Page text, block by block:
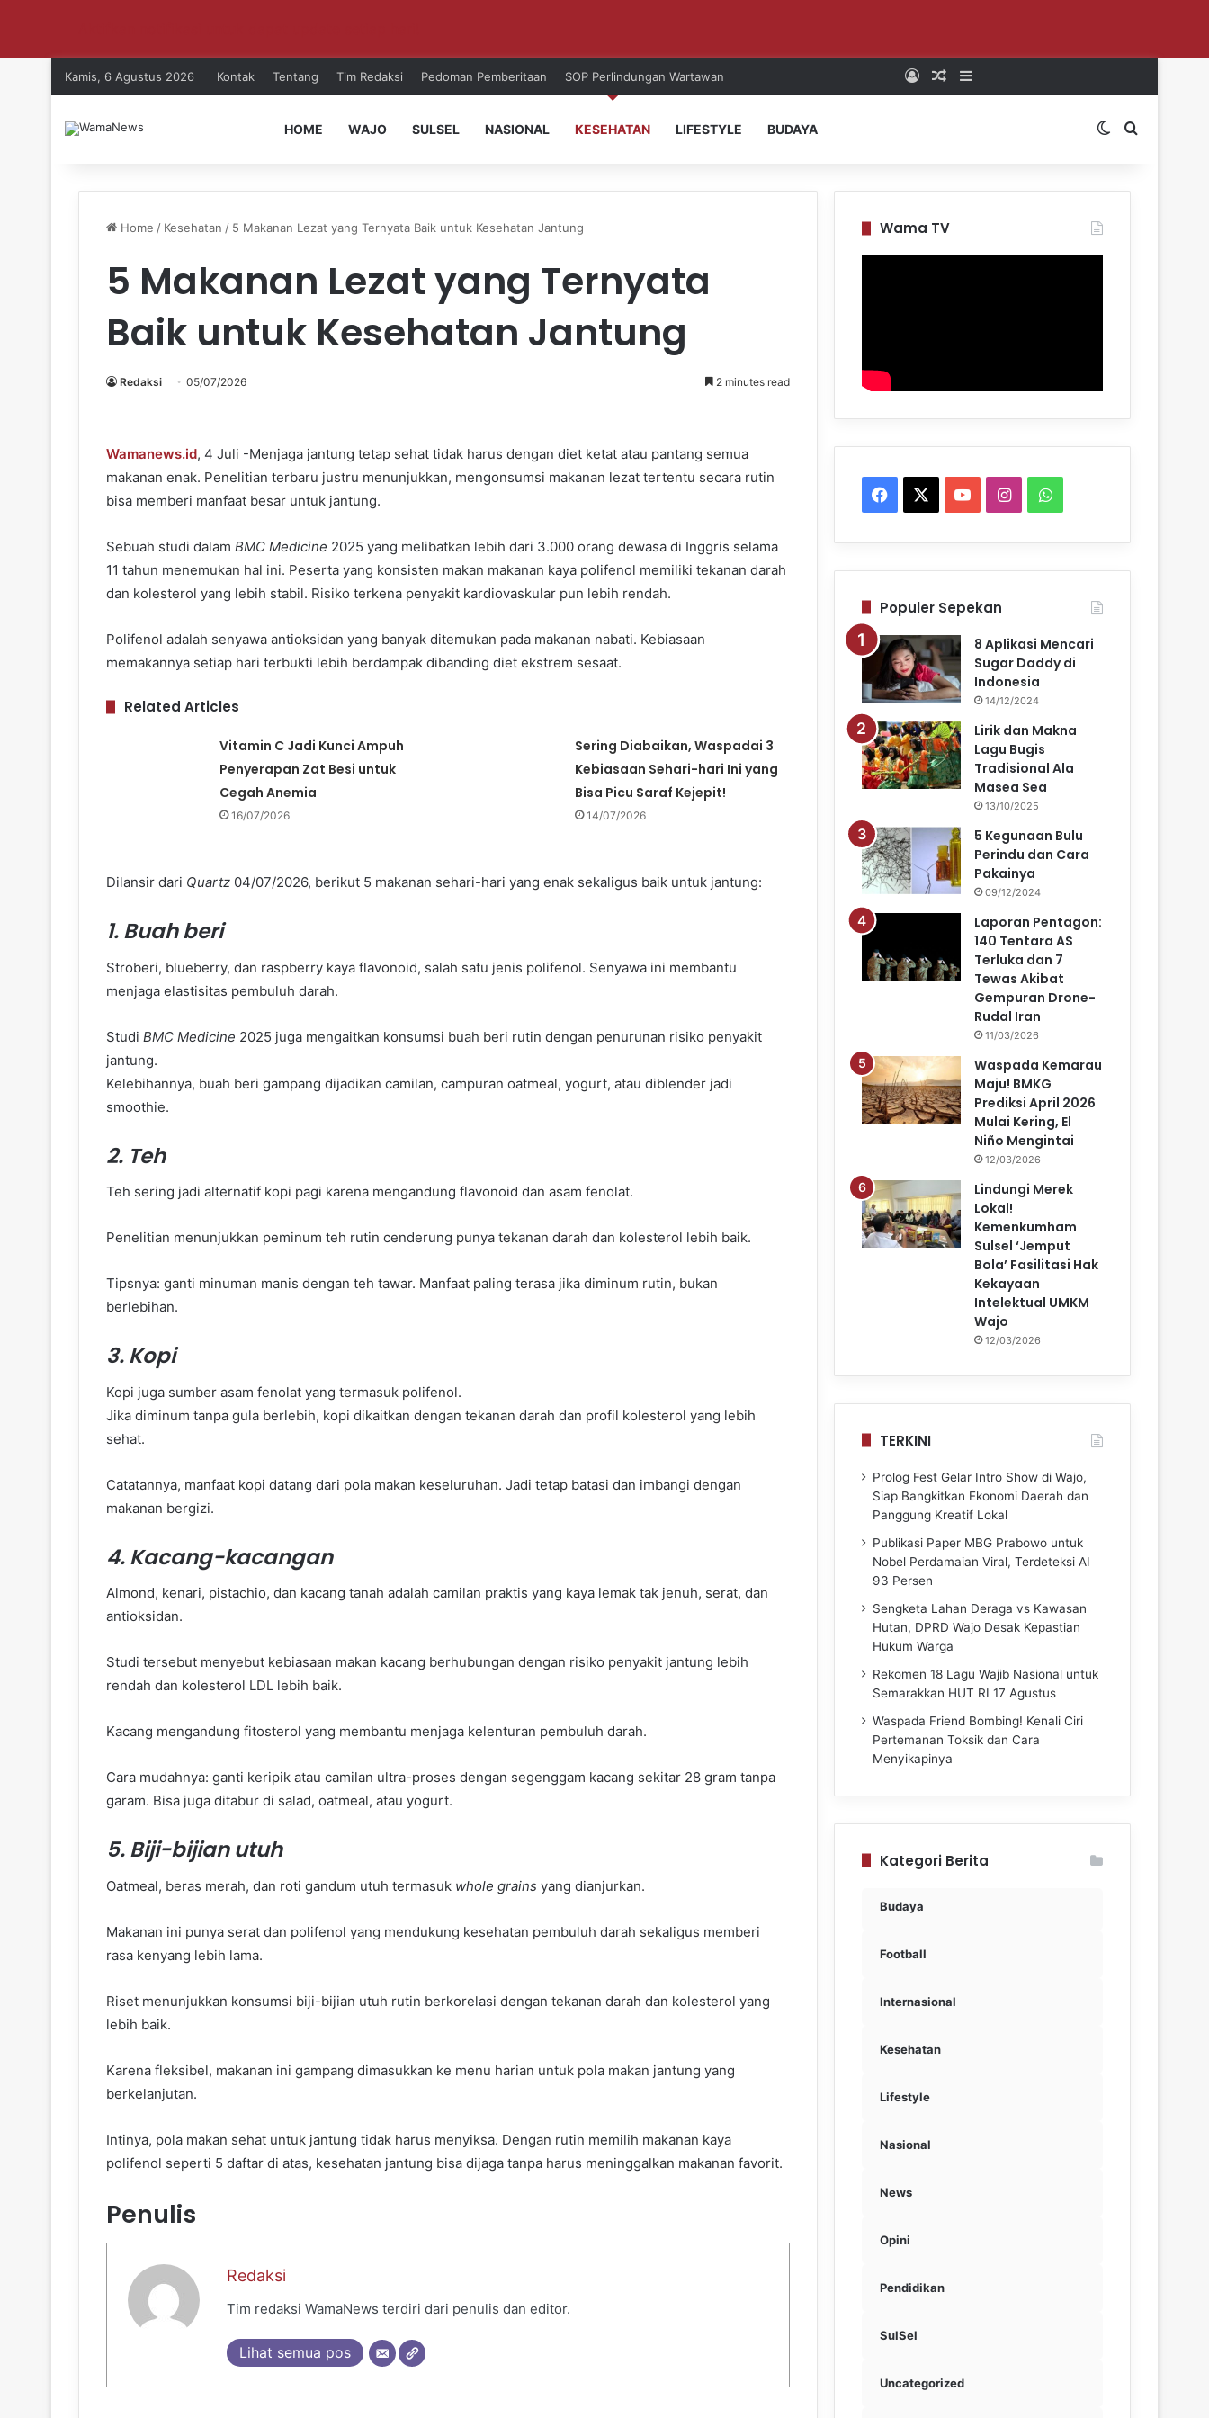
Kamis, 6 Agustus 2026 Kontak Tentang Tim Redaksi Pedoman Pemberitaan SOP Perlindungan Wartawan Log InRandom Article
Sidebar
HOME WAJO SULSEL NASIONAL KESEHATAN LIFESTYLE BUDAYA Switch skin
Search for
Home / Kesehatan / 5 Makanan Lezat yang Ternyata Baik untuk Kesehatan Jantung
5 Makanan Lezat yang Ternyata
Baik untuk Kesehatan Jantung
Redaksi 05/07/2026 2 minutes read
Wamanews.id, 4 Juli -Menjaga jantung tetap sehat tidak harus dengan diet ketat atau pantang semua
makanan enak. Penelitian terbaru justru menunjukkan, mengonsumsi makanan lezat tertentu secara rutin
bisa memberi manfaat besar untuk jantung.
Sebuah studi dalam BMC Medicine 2025 yang melibatkan lebih dari 3.000 orang dewasa di Inggris selama
11 tahun menemukan hal ini. Peserta yang konsisten makan makanan kaya polifenol memiliki tekanan darah
dan kolesterol yang lebih stabil. Risiko terkena penyakit kardiovaskular pun lebih rendah.
Polifenol adalah senyawa antioksidan yang banyak ditemukan pada makanan nabati. Kebiasaan
memakannya setiap hari terbukti lebih berdampak dibanding diet ekstrem sesaat.
Related Articles
Vitamin C Jadi Kunci Ampuh
Penyerapan Zat Besi untuk
Cegah Anemia
16/07/2026
Sering Diabaikan, Waspadai 3
Kebiasaan Sehari-hari Ini yang
Bisa Picu Saraf Kejepit!
14/07/2026
Dilansir dari Quartz 04/07/2026, berikut 5 makanan sehari-hari yang enak sekaligus baik untuk jantung:
1. Buah beri
Stroberi, blueberry, dan raspberry kaya flavonoid, salah satu jenis polifenol. Senyawa ini membantu
menjaga elastisitas pembuluh darah.
Studi BMC Medicine 2025 juga mengaitkan konsumsi buah beri rutin dengan penurunan risiko penyakit
jantung.
Kelebihannya, buah beri gampang dijadikan camilan, campuran oatmeal, yogurt, atau diblender jadi
smoothie.
2. Teh
Teh sering jadi alternatif kopi pagi karena mengandung flavonoid dan asam fenolat.
Penelitian menunjukkan peminum teh rutin cenderung punya tekanan darah dan kolesterol lebih baik.
Tipsnya: ganti minuman manis dengan teh tawar. Manfaat paling terasa jika diminum rutin, bukan
berlebihan.
3. Kopi
Kopi juga sumber asam fenolat yang termasuk polifenol.
Jika diminum tanpa gula berlebih, kopi dikaitkan dengan tekanan darah dan profil kolesterol yang lebih
sehat.
Catatannya, manfaat kopi datang dari pola makan keseluruhan. Jadi tetap batasi dan imbangi dengan
makanan bergizi.
4. Kacang-kacangan
Almond, kenari, pistachio, dan kacang tanah adalah camilan praktis yang kaya lemak tak jenuh, serat, dan
antioksidan.
Studi tersebut menyebut kebiasaan makan kacang berhubungan dengan risiko penyakit jantung lebih
rendah dan kolesterol LDL lebih baik.
Kacang mengandung fitosterol yang membantu menjaga kelenturan pembuluh darah.
Cara mudahnya: ganti keripik atau camilan ultra-proses dengan segenggam kacang sekitar 28 gram tanpa
garam. Bisa juga ditabur di salad, oatmeal, atau yogurt.
5. Biji-bijian utuh
Oatmeal, beras merah, dan roti gandum utuh termasuk whole grains yang dianjurkan.
Makanan ini punya serat dan polifenol yang mendukung kesehatan pembuluh darah sekaligus memberi
rasa kenyang lebih lama.
Riset menunjukkan konsumsi biji-bijian utuh rutin berkorelasi dengan tekanan darah dan kolesterol yang
lebih baik.
Karena fleksibel, makanan ini gampang dimasukkan ke menu harian untuk pola makan jantung yang
berkelanjutan.
Intinya, pola makan sehat untuk jantung tidak harus menyiksa. Dengan rutin memilih makanan kaya
polifenol seperti 5 daftar di atas, kesehatan jantung bisa dijaga tanpa harus meninggalkan makanan favorit.
Penulis
Redaksi
Tim redaksi WamaNews terdiri dari penulis dan editor.
Lihat semua pos
Wama TV
Facebook YouTubeInstagramWhatsApp
Populer Sepekan
8 Aplikasi Mencari
Sugar Daddy di
Indonesia
14/12/2024
Lirik dan Makna
Lagu Bugis
Tradisional Ala
Masea Sea
13/10/2025
5 Kegunaan Bulu
Perindu dan Cara
Pakainya
09/12/2024
Laporan Pentagon:
140 Tentara AS
Terluka dan 7
Tewas Akibat
Gempuran Drone-
Rudal Iran
11/03/2026
Waspada Kemarau
Maju! BMKG
Prediksi April 2026
Mulai Kering, El
Niño Mengintai
12/03/2026
Lindungi Merek
Lokal!
Kemenkumham
Sulsel ‘Jemput
Bola’ Fasilitasi Hak
Kekayaan
Intelektual UMKM
Wajo
12/03/2026
TERKINI
Prolog Fest Gelar Intro Show di Wajo,
Siap Bangkitkan Ekonomi Daerah dan
Panggung Kreatif Lokal
Publikasi Paper MBG Prabowo untuk
Nobel Perdamaian Viral, Terdeteksi AI
93 Persen
Sengketa Lahan Deraga vs Kawasan
Hutan, DPRD Wajo Desak Kepastian
Hukum Warga
Rekomen 18 Lagu Wajib Nasional untuk
Semarakkan HUT RI 17 Agustus
Waspada Friend Bombing! Kenali Ciri
Pertemanan Toksik dan Cara
Menyikapinya
Kategori Berita
Budaya
Football
Internasional
Kesehatan
Lifestyle
Nasional
News
Opini
Pendidikan
SulSel
Uncategorized